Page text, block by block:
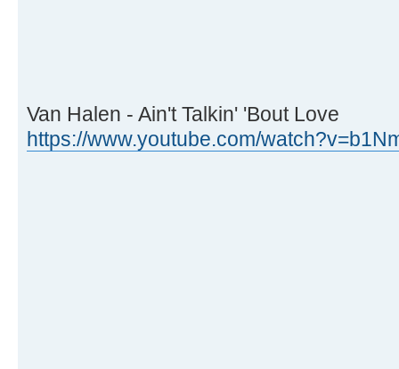
Van Halen - Ain't Talkin' 'Bout Love
https://www.youtube.com/